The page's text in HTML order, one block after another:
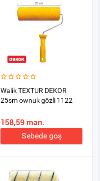
Walik TEXTUR DEKOR
25sm ownuk gözli 1122
158,59 man.
Sebede goş